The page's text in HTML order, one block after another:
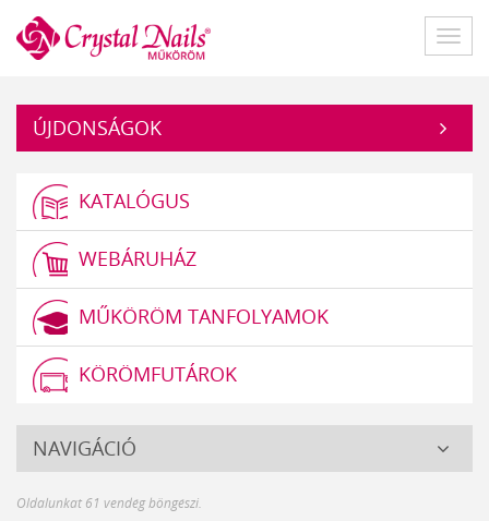
Műköröm
ÚJDONSÁGOK
KATALÓGUS
WEBÁRUHÁZ
MŰKÖRÖM TANFOLYAMOK
KÖRÖMFUTÁROK
Crystal
NAVIGÁCIÓ
Oldalunkat 61 vendég böngészi.